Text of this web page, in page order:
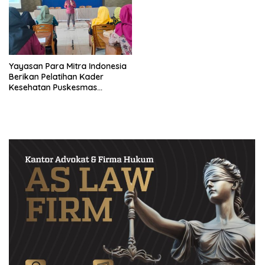
Yayasan Para Mitra Indonesia
Berikan Pelatihan Kader
Kesehatan Puskesmas